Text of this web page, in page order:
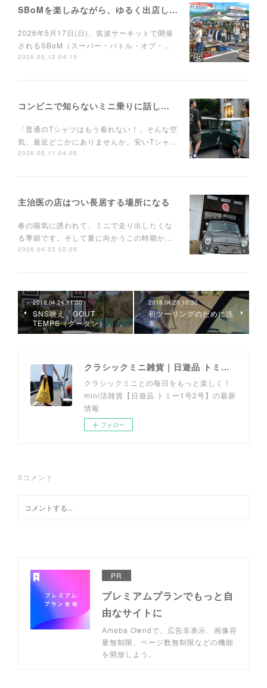
SBoMを楽しみながら、ゆるく出店しませんか？
2026年5月17日(日)、筑波サーキットで開催
されるSBoM（スーパー・バトル・オブ・…
2026.05.12 04:19
コンビニで知らないミニ乗りに話しかけられるTシャツ
「普通のTシャツはもう着れない！」そんな空
気、最近どこかにありませんか。安いTシャ…
2026.05.11 04:05
主治医の店はつい長居する場所になる
春の陽気に誘われて、ミニで走り出したくな
る季節です。そして夏に向かうこの時期か…
2026.04.23 02:09
2018.04.24 11:00
SNS映え「GOUT
TEMPS（グータン）」
2018.04.20 10:30
初ツーリングのために洗
車
クラシックミニ雑貨｜日遊品 トミー1号2号
クラシックミニとの毎日をもっと楽しく！
mini活雑貨【日遊品 トミー1号2号】の最新
情報
フォロー
0 コメント
PR
プレミアムプランでもっと自
由なサイトに
Ameba Owndで、広告非表示、画像容
量無制限、ページ数無制限などの機能
を開放しよう。